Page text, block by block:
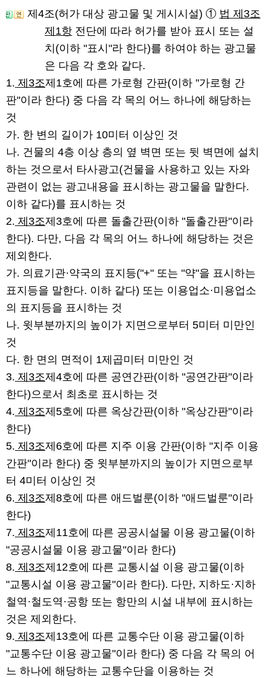
제4조(허가 대상 광고물 및 게시시설) ① 법 제3조
제1항 전단에 따라 허가를 받아 표시 또는 설
치(이하 "표시"라 한다)를 하여야 하는 광고물
은 다음 각 호와 같다.
1. 제3조제1호에 따른 가로형 간판(이하 "가로형 간
판"이라 한다) 중 다음 각 목의 어느 하나에 해당하는
것
가. 한 변의 길이가 10미터 이상인 것
나. 건물의 4층 이상 층의 옆 벽면 또는 뒷 벽면에 설치
하는 것으로서 타사광고(건물을 사용하고 있는 자와
관련이 없는 광고내용을 표시하는 광고물을 말한다.
이하 같다)를 표시하는 것
2. 제3조제3호에 따른 돌출간판(이하 "돌출간판"이라
한다). 다만, 다음 각 목의 어느 하나에 해당하는 것은
제외한다.
가. 의료기관·약국의 표지등("+" 또는 "약"을 표시하는
표지등을 말한다. 이하 같다) 또는 이용업소·미용업소
의 표지등을 표시하는 것
나. 윗부분까지의 높이가 지면으로부터 5미터 미만인
것
다. 한 면의 면적이 1제곱미터 미만인 것
3. 제3조제4호에 따른 공연간판(이하 "공연간판"이라
한다)으로서 최초로 표시하는 것
4. 제3조제5호에 따른 옥상간판(이하 "옥상간판"이라
한다)
5. 제3조제6호에 따른 지주 이용 간판(이하 "지주 이용
간판"이라 한다) 중 윗부분까지의 높이가 지면으로부
터 4미터 이상인 것
6. 제3조제8호에 따른 애드벌룬(이하 "애드벌룬"이라
한다)
7. 제3조제11호에 따른 공공시설물 이용 광고물(이하
"공공시설물 이용 광고물"이라 한다)
8. 제3조제12호에 따른 교통시설 이용 광고물(이하
"교통시설 이용 광고물"이라 한다). 다만, 지하도·지하
철역·철도역·공항 또는 항만의 시설 내부에 표시하는
것은 제외한다.
9. 제3조제13호에 따른 교통수단 이용 광고물(이하
"교통수단 이용 광고물"이라 한다) 중 다음 각 목의 어
느 하나에 해당하는 교통수단을 이용하는 것